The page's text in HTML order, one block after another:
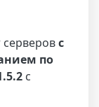
с
по
с